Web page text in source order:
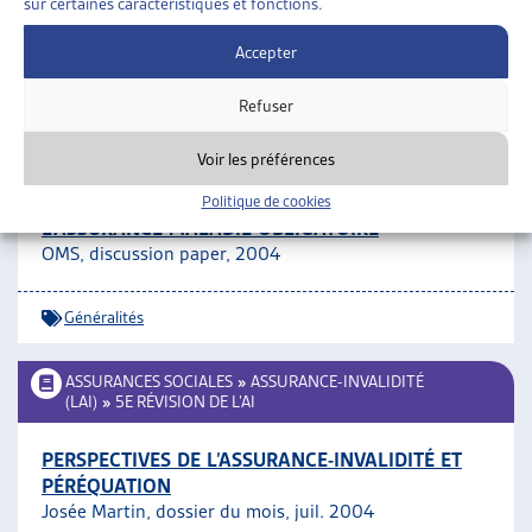
Accepter
Refuser
Voir les préférences
Politique de cookies
» ASSURANCE-MALADIE
LE FINANCEMENT DU SYSTÈME DE SANTÉ EN
FRANCE: RÔLE ET ORGANISATION DE
L’ASSURANCE MALADIE OBLIGATOIRE
OMS, discussion paper, 2004
Généralités
ASSURANCES SOCIALES » ASSURANCE-INVALIDITÉ
(LAI) » 5E RÉVISION DE L’AI
PERSPECTIVES DE L’ASSURANCE-INVALIDITÉ ET
PÉRÉQUATION
Josée Martin, dossier du mois, juil. 2004